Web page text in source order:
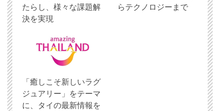
たらし、様々な課題解
決を実現
らテクノロジーまで
「癒しこそ新しいラグ
ジュアリー」をテーマ
に、タイの最新情報を